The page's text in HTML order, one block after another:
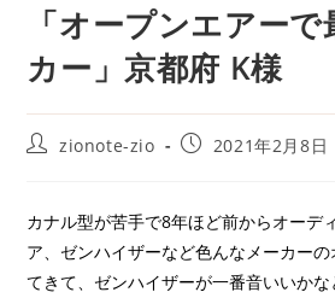
「オープンエアー
カー」京都府 K様
投
zionote-zio
投
開
日:
2021年2月8日
カナル型が苦手で8年ほど前からオーデ
ア、ゼンハイザーなど色んなメーカー
てきて、ゼンハイザーが一番音いいかな